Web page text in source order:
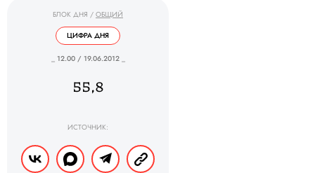
БЛОК ДНЯ / ОБЩИЙ
ЦИФРА ДНЯ
_ 12.00 / 19.06.2012 _
55,8
ИСТОЧНИК: